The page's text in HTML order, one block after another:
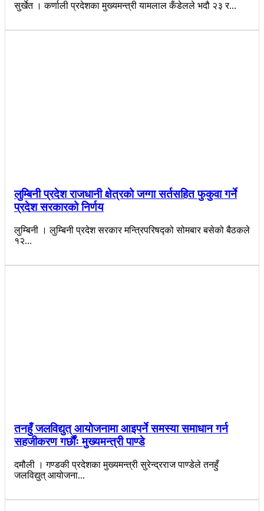
सुर्खेत । कर्णाली प्रदेशका मुख्यमन्त्री यामलाल कँडेलले भदौ २३ र...
लुम्बिनी प्रदेश राजधानी क्षेत्रको जग्गा सर्तसहित फुकुवा गर्ने
प्रदेश सरकारको निर्णय
लुम्बिनी । लुम्बिनी प्रदेश सरकार मन्त्रिपरिषद्को सोमबार बसेको बैठकले
१२...
तनहुँ जलविद्युत् आयोजनामा आइपर्ने समस्या समाधान गर्न
सहजीकरण गर्छौंः मुख्यमन्त्री पाण्डे
दमौली । गण्डकी प्रदेशका मुख्यमन्त्री सुरेन्द्रराज पाण्डेले तनहुँ
जलविद्युत् आयोजना...